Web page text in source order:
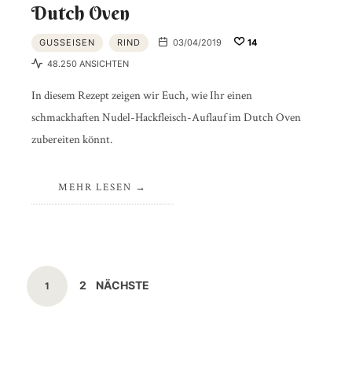
Dutch Oven
GUSSEISEN RIND 03/04/2019
14
48.250 ANSICHTEN
In diesem Rezept zeigen wir Euch, wie Ihr einen
schmackhaften Nudel-Hackfleisch-Auflauf im Dutch Oven
zubereiten könnt.
MEHR LESEN
Beitragsnavigation
SEITE
1 SEITE
2 NÄCHSTE